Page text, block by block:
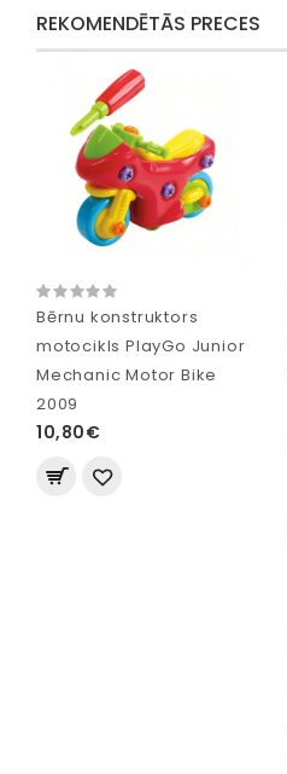
REKOMENDĒTĀS PRECES
Bērnu konstruktors
motocikls PlayGo Junior
Mechanic Motor Bike
2009
10,80€